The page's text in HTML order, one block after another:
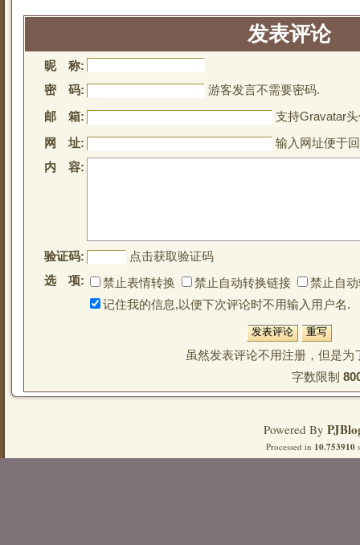
发表评论
昵 称:
密 码:
游客发言不需要密码.
邮 箱:
支持Gravatar
网 址:
输入网址便于
内 容:
验证码:
点击获取验证码
选 项:
禁止表情转换 禁止自动转换链接
禁止自
记住我的信息,以便下次评论时不用输入用户名.
虽然发表评论不用注册，但是
字数限制
Powered By
Processed in 10.753910